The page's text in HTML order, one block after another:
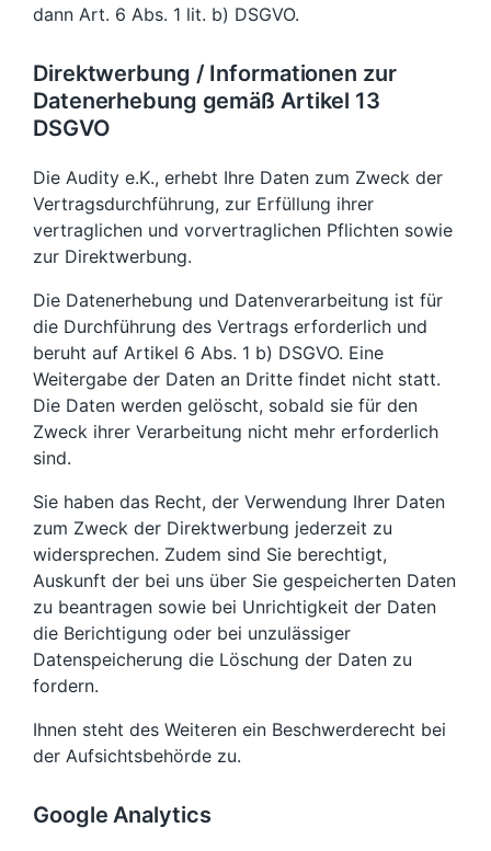
dann Art. 6 Abs. 1 lit. b) DSGVO.
Direktwerbung / Informationen zur
Datenerhebung gemäß Artikel 13
DSGVO
Die Audity e.K., erhebt Ihre Daten zum Zweck der
Vertragsdurchführung, zur Erfüllung ihrer
vertraglichen und vorvertraglichen Pflichten sowie
zur Direktwerbung.
Die Datenerhebung und Datenverarbeitung ist für
die Durchführung des Vertrags erforderlich und
beruht auf Artikel 6 Abs. 1 b) DSGVO. Eine
Weitergabe der Daten an Dritte findet nicht statt.
Die Daten werden gelöscht, sobald sie für den
Zweck ihrer Verarbeitung nicht mehr erforderlich
sind.
Sie haben das Recht, der Verwendung Ihrer Daten
zum Zweck der Direktwerbung jederzeit zu
widersprechen. Zudem sind Sie berechtigt,
Auskunft der bei uns über Sie gespeicherten Daten
zu beantragen sowie bei Unrichtigkeit der Daten
die Berichtigung oder bei unzulässiger
Datenspeicherung die Löschung der Daten zu
fordern.
Ihnen steht des Weiteren ein Beschwerderecht bei
der Aufsichtsbehörde zu.
Google Analytics